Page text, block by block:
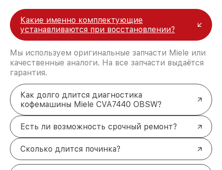
Какие именно комплектующие
устанавливаются при восстановлении?
Мы используем оригинальные запчасти Miele или
качественные аналоги. На все запчасти выдаётся
гарантия.
Как долго длится диагностика
кофемашины Miele CVA7440 OBSW?
Есть ли возможность срочный ремонт?
Сколько длится починка?